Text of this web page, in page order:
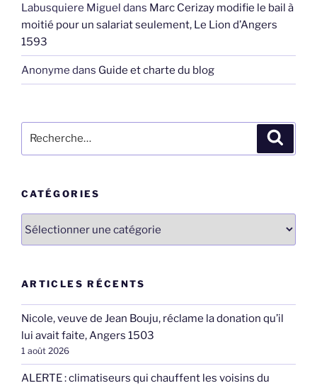
Labusquiere Miguel dans Marc Cerizay modifie le bail à
moitié pour un salariat seulement, Le Lion d’Angers
1593
Anonyme dans Guide et charte du blog
pour
CATÉGORIES
ARTICLES RÉCENTS
Nicole, veuve de Jean Bouju, réclame la donation qu’il
lui avait faite, Angers 1503
1 août 2026
ALERTE : climatiseurs qui chauffent les voisins du